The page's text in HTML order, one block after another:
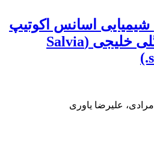
اسانس اکوتیپ
های مختلف مریم گلی خلیجی (Salvia
مرادی، علیرضا یاوری